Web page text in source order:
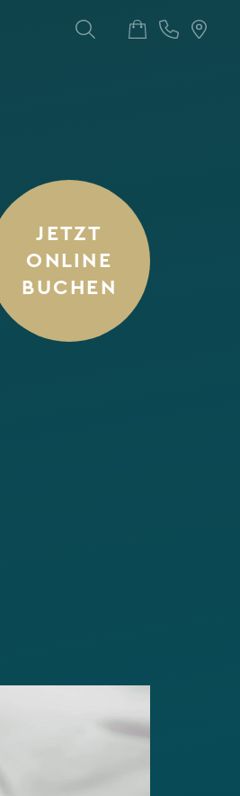
JETZT
ONLINE
BUCHEN